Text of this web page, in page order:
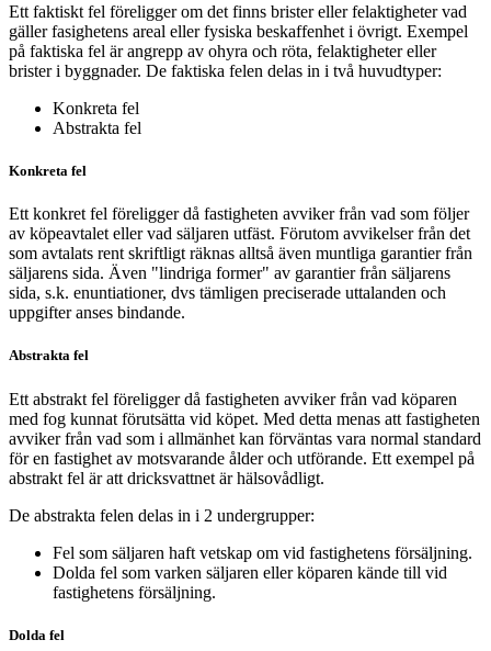
Ett faktiskt fel föreligger om det finns brister eller felaktigheter vad
gäller fasighetens areal eller fysiska beskaffenhet i övrigt. Exempel
på faktiska fel är angrepp av ohyra och röta, felaktigheter eller
brister i byggnader. De faktiska felen delas in i två huvudtyper:
Konkreta fel
Abstrakta fel
Konkreta fel
Ett konkret fel föreligger då fastigheten avviker från vad som följer
av köpeavtalet eller vad säljaren utfäst. Förutom avvikelser från det
som avtalats rent skriftligt räknas alltså även muntliga garantier från
säljarens sida. Även "lindriga former" av garantier från säljarens
sida, s.k. enuntiationer, dvs tämligen preciserade uttalanden och
uppgifter anses bindande.
Abstrakta fel
Ett abstrakt fel föreligger då fastigheten avviker från vad köparen
med fog kunnat förutsätta vid köpet. Med detta menas att fastigheten
avviker från vad som i allmänhet kan förväntas vara normal standard
för en fastighet av motsvarande ålder och utförande. Ett exempel på
abstrakt fel är att dricksvattnet är hälsovådligt.
De abstrakta felen delas in i 2 undergrupper:
Fel som säljaren haft vetskap om vid fastighetens försäljning.
Dolda fel som varken säljaren eller köparen kände till vid
fastighetens försäljning.
Dolda fel